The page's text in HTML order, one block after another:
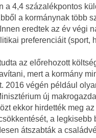
a 4,4 százalékpontos
a kormánynak több
eredtek az év végi
preferenciáit (sport,
az előrehozott
mert a kormány
2016 végén például
új
ekkor hirdették meg
a
átszabták a